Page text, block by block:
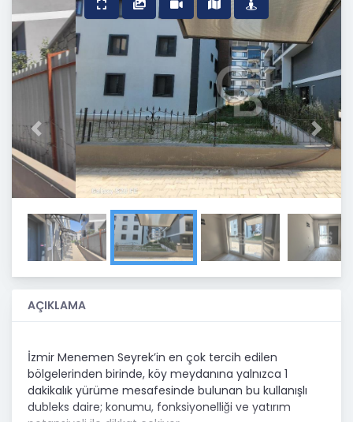
Previous Next
AÇIKLAMA
İzmir Menemen Seyrek’in en çok tercih edilen
bölgelerinden birinde, köy meydanına yalnızca 1
dakikalık yürüme mesafesinde bulunan bu kullanışlı
dubleks daire; konumu, fonksiyonelliği ve yatırım